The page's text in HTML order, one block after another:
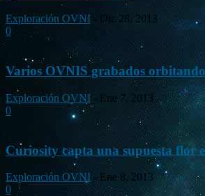
Exploración OVNI - Dic 28, 2013
0
Varios OVNIS grabados
Exploración OVNI - Ene 7, 2013
0
Curiosity capta una supuesta flor
Exploración OVNI - Ene 8, 2013
0